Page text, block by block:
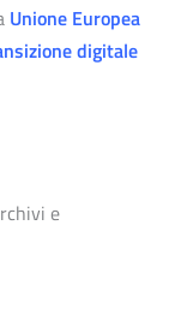
Unione Europea
digitale
e